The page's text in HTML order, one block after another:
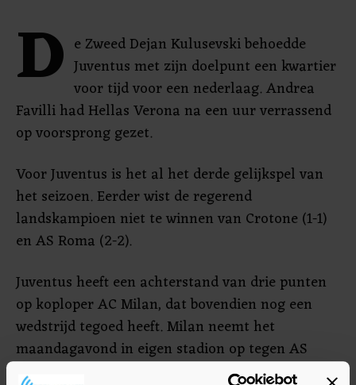
D e Zweed Dejan Kulusevski behoedde
Juventus met zijn doelpunt een kwartier
voor tijd voor een nederlaag. Andrea
Favilli had Hellas Verona na een uur verrassend
op voorsprong gezet.
Voor Juventus is het al het derde gelijkspel van
het seizoen. Eerder wist de regerend
landskampioen niet te winnen van Crotone (1-1)
en AS Roma (2-2).
Juventus heeft een achterstand van drie punten
op koploper AC Milan, dat bovendien nog een
wedstrijd tegoed heeft. Milan neemt het
maandagavond in eigen stadion op tegen AS
Roma.